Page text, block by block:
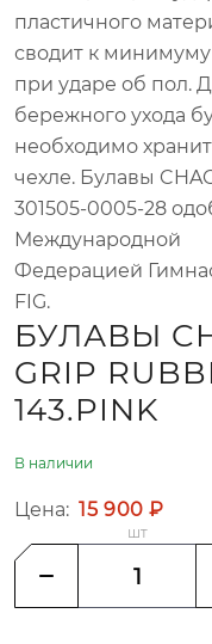
пластичного
сводит к минимуму
при ударе об пол.
бережного ухода
необходимо
чехле. Булавы
301505-0005-28
Международной
Федерацией
FIG.
БУЛАВЫ
GRIP
143.PINK
В наличии
Цена: 15 900 ₽
шт